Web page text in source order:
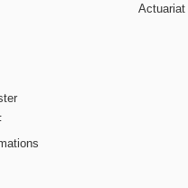
Actuariat